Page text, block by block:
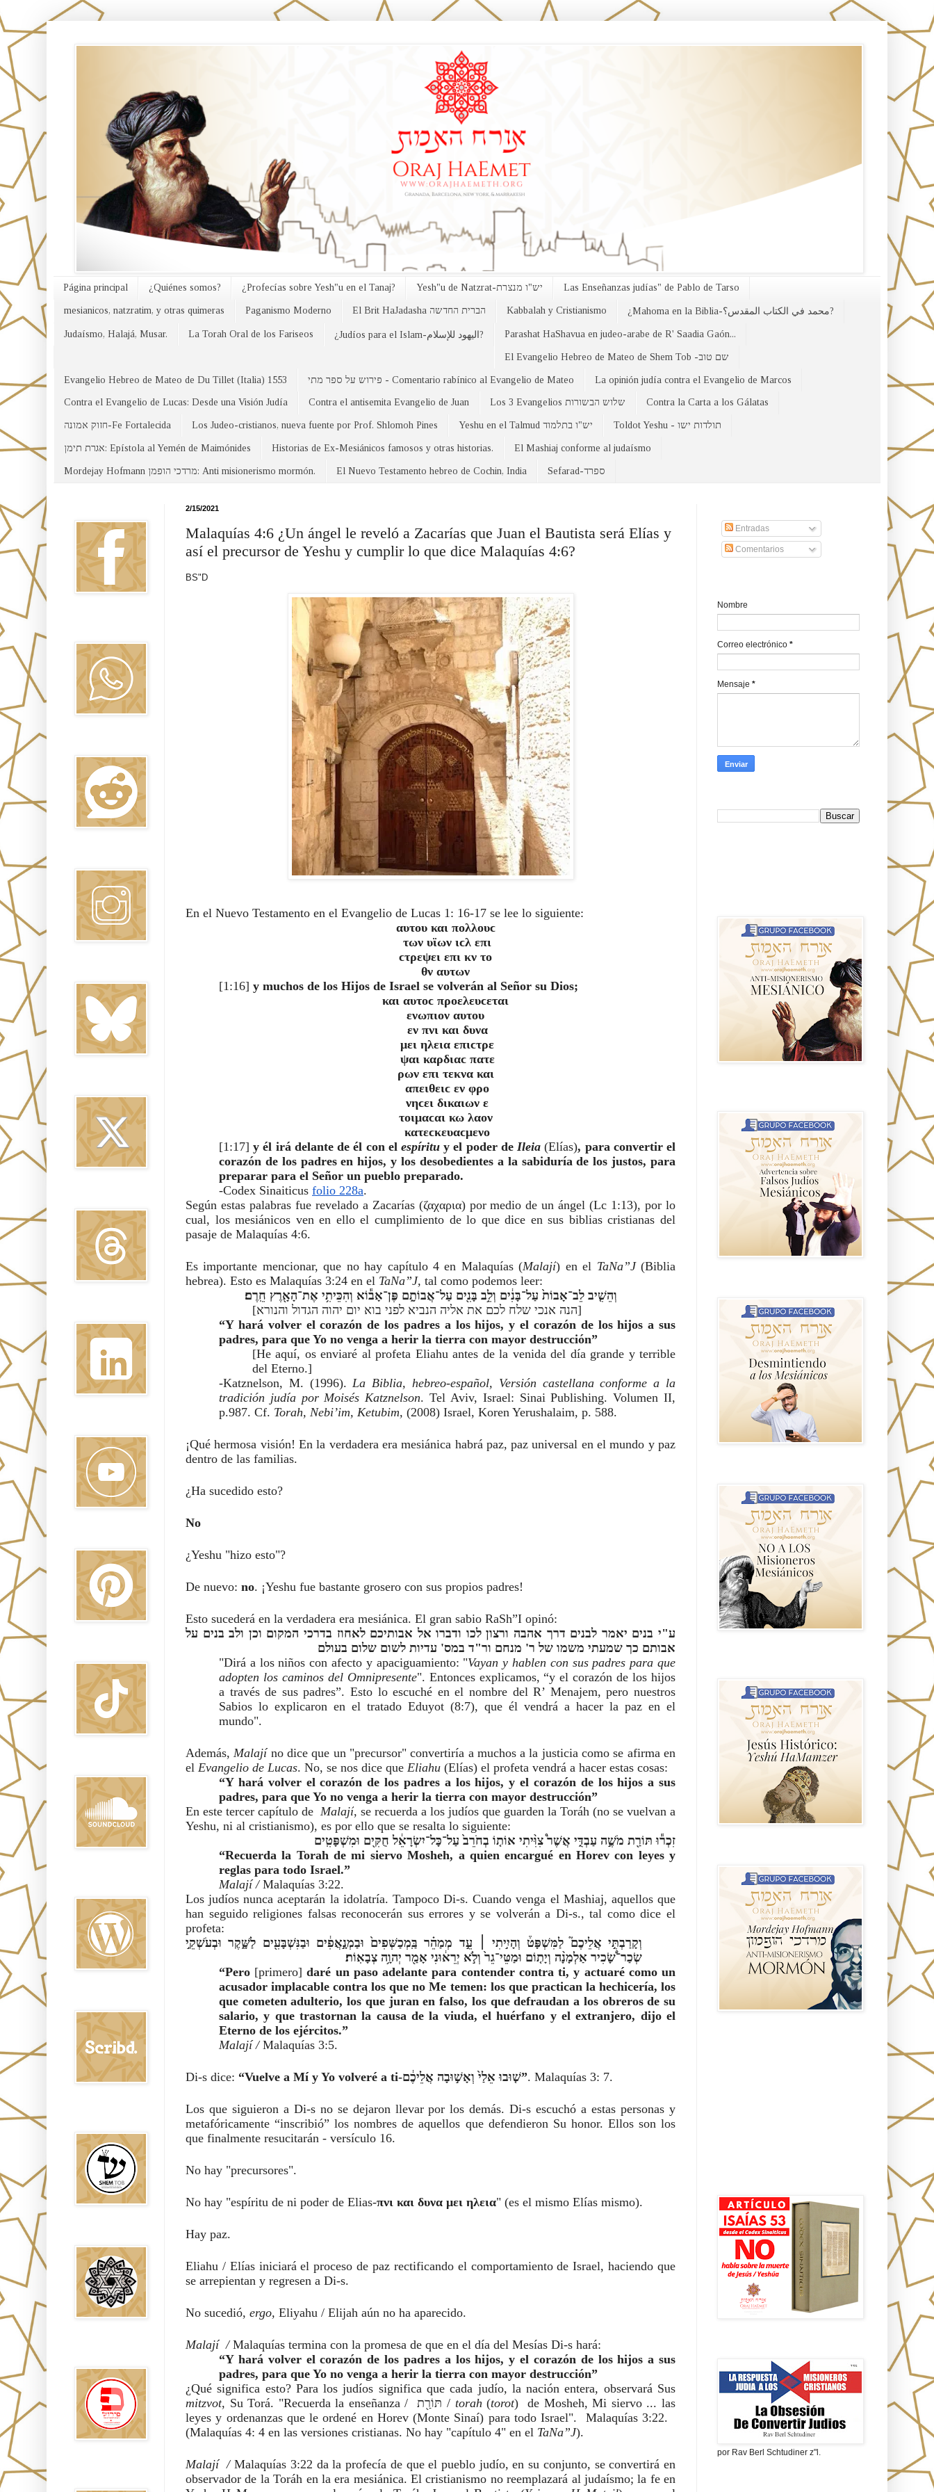
Página principal ¿Quiénes somos? ¿Profecías sobre Yesh"u en el Tanaj? Yesh"u de Natzrat-יש"ו מנצרת Las Enseñanzas judías" de Pablo de Tarso
mesianicos, natzratim, y otras quimeras Paganismo Moderno El Brit HaJadasha הברית החדשה Kabbalah y Cristianismo ¿Mahoma en la Biblia-محمد في الكتاب المقدس؟?
Judaísmo, Halajá, Musar. La Torah Oral de los Fariseos ¿Judíos para el Islam-اليهود للإسلام? Parashat HaShavua en judeo-arabe de R' Saadia Gaón...
El Evangelio Hebreo de Mateo de Shem Tob -שם טוב
Evangelio Hebreo de Mateo de Du Tillet (Italia) 1553 פירוש על ספר מתי - Comentario rabínico al Evangelio de Mateo La opinión judía contra el Evangelio de Marcos
Contra el Evangelio de Lucas: Desde una Visión Judía Contra el antisemita Evangelio de Juan Los 3 Evangelios שלוש הבשורות Contra la Carta a los Gálatas
חזוק אמונה-Fe Fortalecida Los Judeo-cristianos, nueva fuente por Prof. Shlomoh Pines Yeshu en el Talmud יש"ו בתלמוד Toldot Yeshu - תולדות ישו
אגרת תימן: Epístola al Yemén de Maimónides Historias de Ex-Mesiánicos famosos y otras historias. El Mashiaj conforme al judaísmo
Mordejay Hofmann מרדכי הופמן: Anti misionerismo mormón. El Nuevo Testamento hebreo de Cochin, India Sefarad-ספרד
2/15/2021
Malaquías 4:6 ¿Un ángel le reveló a Zacarías que Juan el Bautista será Elías y
así el precursor de Yeshu y cumplir lo que dice Malaquías 4:6?
BS"D
En el Nuevo Testamento en el Evangelio de Lucas 1: 16-17 se lee lo siguiente:
αυτου και πολλουϲ
των υϊων ιϲλ επι
ϲτρεψει επι κν το
θν αυτων
[1:16] y muchos de los Hijos de Israel se volverán al Señor su Dios;
και αυτοϲ προελευϲεται
ενωπιον αυτου
εν πνι και δυνα
μει ηλεια επιϲτρε
ψαι καρδιαϲ πατε
ρων επι τεκνα και
απειθειϲ εν φρο
νηϲει δικαιων ε
τοιμαϲαι κω λαον
κατεϲκευαϲμενο
[1:17] y él irá delante de él con el espíritu y el poder de Ileia (Elías), para convertir el
corazón de los padres en hijos, y los desobedientes a la sabiduría de los justos, para
preparar para el Señor un pueblo preparado.
-Codex Sinaiticus folio 228a.
Según estas palabras fue revelado a Zacarías (ζαχαρια) por medio de un ángel (Lc 1:13), por lo
cual, los mesiánicos ven en ello el cumplimiento de lo que dice en sus biblias cristianas del
pasaje de Malaquías 4:6.
Es importante mencionar, que no hay capítulo 4 en Malaquías (Malají) en el TaNa”J (Biblia
hebrea). Esto es Malaquías 3:24 en el TaNa”J, tal como podemos leer:
וְהֵשִׁ֤יב לֵב־אָבוֹת֙ עַל־בָּנִ֔ים וְלֵ֥ב בָּנִ֖ים עַל־אֲבוֹתָ֑ם פֶּן־אָב֕וֹא וְהִכֵּיתִ֥י אֶת־הָאָ֖רֶץ חֵֽרֶם׃
[הנה אנכי שלח לכם את אליה הנביא לפני בוא יום יהוה הגדול והנורא]
“Y hará volver el corazón de los padres a los hijos, y el corazón de los hijos a sus
padres, para que Yo no venga a herir la tierra con mayor destrucción”
[He aquí, os enviaré al profeta Eliahu antes de la venida del día grande y terrible
del Eterno.]
-Katznelson, M. (1996). La Biblia, hebreo-español, Versión castellana conforme a la
tradición judía por Moisés Katznelson. Tel Aviv, Israel: Sinai Publishing. Volumen II,
p.987. Cf. Torah, Nebi’im, Ketubim, (2008) Israel, Koren Yerushalaim, p. 588.
¡Qué hermosa visión! En la verdadera era mesiánica habrá paz, paz universal en el mundo y paz
dentro de las familias.
¿Ha sucedido esto?
No
¿Yeshu "hizo esto"?
De nuevo: no. ¡Yeshu fue bastante grosero con sus propios padres!
Esto sucederá en la verdadera era mesiánica. El gran sabio RaSh”I opinó:
ע"י בנים יאמר לבנים דרך אהבה ורצון לכו ודברו אל אבותיכם לאחוז בדרכי המקום וכן ולב בנים על
אבותם כך שמעתי משמו של ר' מנחם ור"ד במס' עדיות לשום שלום בעולם
"Dirá a los niños con afecto y apaciguamiento: "Vayan y hablen con sus padres para que
adopten los caminos del Omnipresente". Entonces explicamos, “y el corazón de los hijos
a través de sus padres”. Esto lo escuché en el nombre del R’ Menajem, pero nuestros
Sabios lo explicaron en el tratado Eduyot (8:7), que él vendrá a hacer la paz en el
mundo".
Además, Malají no dice que un "precursor" convertiría a muchos a la justicia como se afirma en
el Evangelio de Lucas. No, se nos dice que Eliahu (Elías) el profeta vendrá a hacer estas cosas:
“Y hará volver el corazón de los padres a los hijos, y el corazón de los hijos a sus
padres, para que Yo no venga a herir la tierra con mayor destrucción”
En este tercer capítulo de Malají, se recuerda a los judíos que guarden la Toráh (no se vuelvan a
Yeshu, ni al cristianismo), es por ello que se resalta lo siguiente:
זִכְר֕וּ תּוֹרַ֖ת מֹשֶׁ֣ה עַבְדִּ֑י אֲשֶׁר֩ צִוִּ֨יתִי אוֹת֤וֹ בְחֹרֵב֙ עַל־כָּל־יִשְׂרָאֵ֔ל חֻקִּ֖ים וּמִשְׁפָּטִֽים
“Recuerda la Torah de mi siervo Mosheh, a quien encargué en Horev con leyes y
reglas para todo Israel.”
Malají / Malaquías 3:22.
Los judíos nunca aceptarán la idolatría. Tampoco Di-s. Cuando venga el Mashiaj, aquellos que
han seguido religiones falsas reconocerán sus errores y se volverán a Di-s., tal como dice el
profeta:
שְׂכַר־שָׂ֠כִיר אַלְמָנָ֨ה וְיָת֤וֹם וּמַטֵּי־גֵר֙ וְלֹ֣א יְרֵא֔וּנִי אָמַ֖ר יְהוָ֥ה צְבָאֽוֹת׃
“Pero [primero] daré un paso adelante para contender contra ti, y actuaré como un
acusador implacable contra los que no Me temen: los que practican la hechicería, los
que cometen adulterio, los que juran en falso, los que defraudan a los obreros de su
salario, y que trastornan la causa de la viuda, el huérfano y el extranjero, dijo el
Eterno de los ejércitos.”
Malají / Malaquías 3:5.
Di-s dice: “Vuelve a Mí y Yo volveré a ti-שׁ֤וּבוּ אֵלַי֙ וְאָשׁ֣וּבָה אֲלֵיכֶ֔ם”. Malaquías 3: 7.
Los que siguieron a Di-s no se dejaron llevar por los demás. Di-s escuchó a estas personas y
metafóricamente “inscribió” los nombres de aquellos que defendieron Su honor. Ellos son los
que finalmente resucitarán - versículo 16.
No hay "precursores".
No hay "espíritu de ni poder de Elias-πνι και δυνα μει ηλεια" (es el mismo Elías mismo).
Hay paz.
Eliahu / Elías iniciará el proceso de paz rectificando el comportamiento de Israel, haciendo que
se arrepientan y regresen a Di-s.
No sucedió, ergo, Eliyahu / Elijah aún no ha aparecido.
Malají  / Malaquías termina con la promesa de que en el día del Mesías Di-s hará:
“Y hará volver el corazón de los padres a los hijos, y el corazón de los hijos a sus
padres, para que Yo no venga a herir la tierra con mayor destrucción”
mitzvot
, Su Torá. "Recuerda la enseñanza /  תּוֹרַ֖ת / torah (torot)  de Mosheh, Mi siervo ... las
leyes y ordenanzas que le ordené en Horev (Monte Sinaí) para todo Israel".  Malaquías 3:22.
(Malaquías 4: 4 en las versiones cristianas. No hay "capítulo 4" en el TaNa”J).
Malají  / Malaquías 3:22 da la profecía de que el pueblo judío, en su conjunto, se convertirá en
observador de la Toráh en la era mesiánica. El cristianismo no reemplazará al judaísmo; la fe en
Entradas
Comentarios
Nombre
Correo electrónico *
Mensaje *
por Rav Berl Schtudiner z"l.